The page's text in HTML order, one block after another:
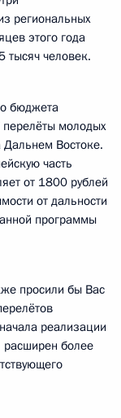
региональных
этого года
тысяч человек.
бюджета
перелёты молодых
Востоке.
часть
от 1800 рублей
от дальности
программы
просили бы Вас
реализации
более